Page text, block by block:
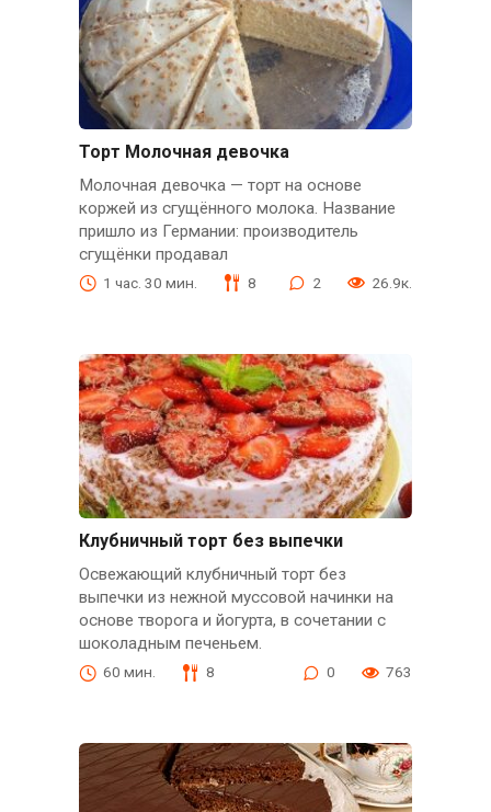
Торт Молочная девочка
Молочная девочка — торт на основе
коржей из сгущённого молока. Название
пришло из Германии: производитель
сгущёнки продавал
1 час. 30 мин. 8 2 26.9к.
Клубничный торт без выпечки
Освежающий клубничный торт без
выпечки из нежной муссовой начинки на
основе творога и йогурта, в сочетании с
шоколадным печеньем.
60 мин. 8 0 763